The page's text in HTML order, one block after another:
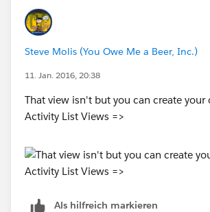
Steve Molis (You Owe Me a Beer, Inc.)
11. Jan. 2016, 20:38
That view isn't but you can create your
Activity List Views =>
Als hilfreich markieren